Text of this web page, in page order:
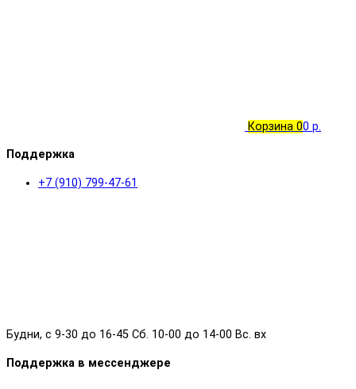
Корзина 00 р.
Поддержка
+7 (910) 799-47-61
Будни, с 9-30 до 16-45 Сб. 10-00 до 14-00 Вс. вх
Поддержка в мессенджере